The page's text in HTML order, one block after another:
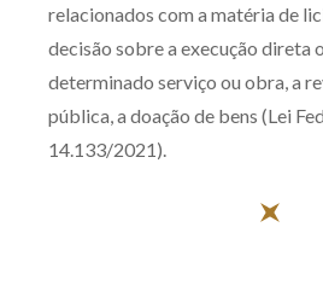
relacionados com a matéria de
decisão sobre a execução direta
determinado serviço ou obra, a
pública, a doação de bens (Lei
14.133/2021).